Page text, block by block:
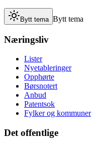
Bytt tema Bytt tema
Næringsliv
Lister
Nyetableringer
Opphørte
Børsnotert
Anbud
Patentsok
Fylker og kommuner
Det offentlige